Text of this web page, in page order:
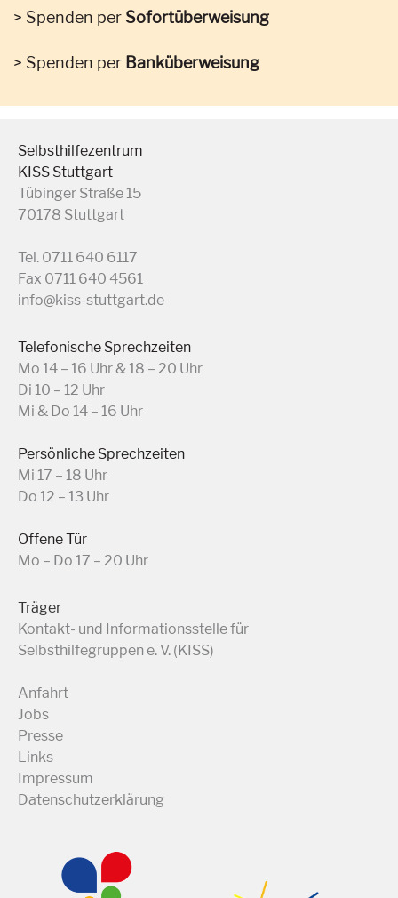
Spenden per Sofortüberweisung
Spenden per Banküberweisung
Selbsthilfezentrum
KISS Stuttgart
Tübinger Straße 15
70178 Stuttgart
Tel. 0711 640 6117
Fax 0711 640 4561
info@kiss-stuttgart.de
Telefonische Sprechzeiten
Mo 14 – 16 Uhr & 18 – 20 Uhr
Di 10 – 12 Uhr
Mi & Do 14 – 16 Uhr
Persönliche Sprechzeiten
Mi 17 – 18 Uhr
Do 12 – 13 Uhr
Offene Tür
Mo – Do 17 – 20 Uhr
Träger
Kontakt- und Informationsstelle für
Selbsthilfegruppen e. V. (KISS)
Anfahrt
Jobs
Presse
Links
Impressum
Datenschutzerklärung